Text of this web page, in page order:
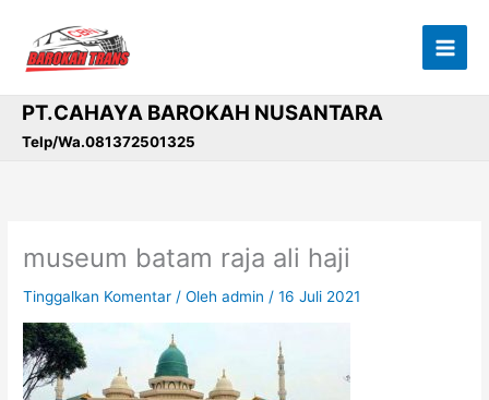
konten
PT.CAHAYA BAROKAH NUSANTARA
Telp/Wa.081372501325
museum batam raja ali haji
Tinggalkan Komentar / Olehadmin /16 Juli 2021